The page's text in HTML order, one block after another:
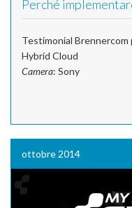
Perché
Testimonial Brennercom
Hybrid Cloud
Camera: Sony
ottobre 2014